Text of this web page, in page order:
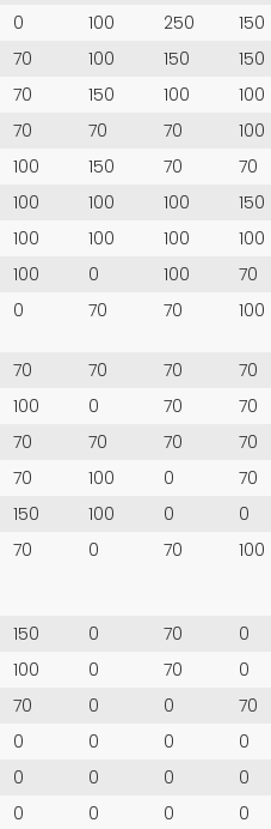
0 100 250
150
70 100 150
150
70 150 100
100
70 70 70
100
100 150 70
70
100 100 100
150
100 100 100
100
100 0 100
70
0 70 70 100
70 70 70
70
100 0 70
70
70 70 70
70
70 100 0
70
150 100 0
0
70 0 70 100
150 0 70
0
100 0 70
0
70 0 0
70
0 0 0
0
0 0 0
0
0 0 0 0